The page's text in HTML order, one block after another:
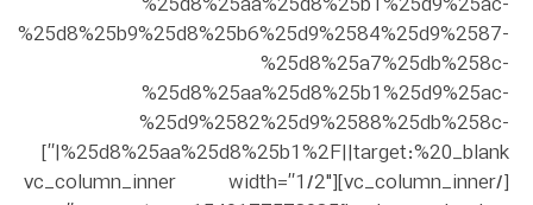
%25d8%25b9%25d8%25b6%25d9%2584%25d9%2587-
%25d8%25a7%25db%258c-
%25d8%25aa%25d8%25b1%25d9%25ac-
%25d9%2582%25d9%2588%25db%258c-
%25d8%25aa%25d8%25b1%2F||target:%20_blank|”]
[/vc_column_inner][vc_column_inner width=”1/2″